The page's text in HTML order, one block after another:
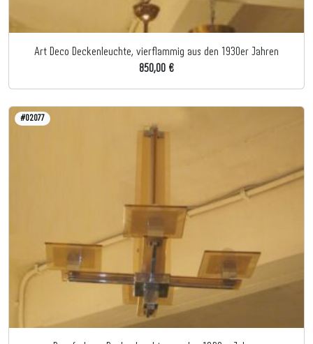
Art Deco Deckenleuchte, vierflammig aus den 1930er Jahren
850,00 €
#02077